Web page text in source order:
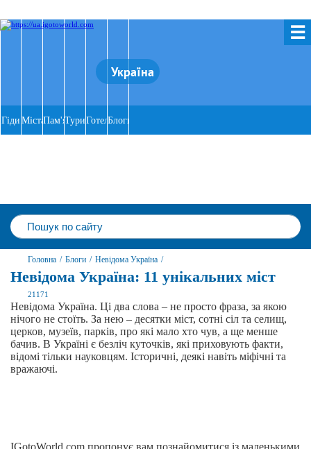
☰
Україна
Гіди МістаПам'ятки
ТуриГотеліБлоги
Головна / Блоги / Невідома Україна /
Невідома Україна: 11 унікальних міст
21171
Невідома Україна. Ці два слова – не просто фраза, за якою
нічого не стоїть. За нею – десятки міст, сотні сіл та селищ,
церков, музеїв, парків, про які мало хто чув, а ще менше
бачив. В Україні є безліч куточків, які приховують факти,
відомі тільки науковцям. Історичні, деякі навіть міфічні та
вражаючі.
IGotoWorld.com пропонує вам познайомитися із маленькими